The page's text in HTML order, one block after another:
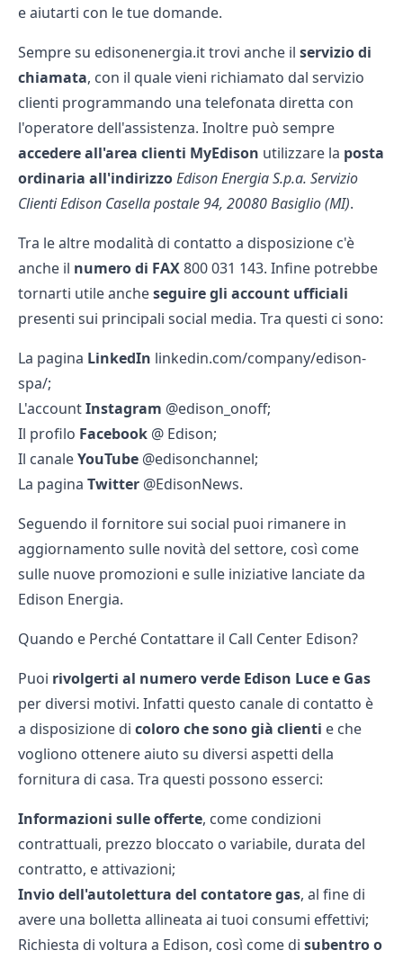
e aiutarti con le tue domande.
Sempre su edisonenergia.it trovi anche il servizio di
chiamata, con il quale vieni richiamato dal servizio
clienti programmando una telefonata diretta con
l'operatore dell'assistenza. Inoltre può sempre
accedere all'area clienti MyEdison utilizzare la posta
ordinaria all'indirizzoEdison Energia S.p.a. Servizio
Clienti Edison Casella postale 94, 20080 Basiglio (MI).
Tra le altre modalità di contatto a disposizione c'è
anche il numero di FAX800 031 143. Infine potrebbe
tornarti utile ancheseguire gli account ufficiali
presenti sui principali social media. Tra questi ci sono:
La pagina LinkedIn linkedin.com/company/edison-
spa/;
L'accountInstagram @edison_onoff;
Il profilo Facebook @ Edison;
Il canaleYouTube @edisonchannel;
La pagina Twitter @EdisonNews.
Seguendo il fornitore sui social puoi rimanere in
aggiornamento sulle novità del settore, così come
sulle nuove promozioni e sulle iniziative lanciate da
Edison Energia.
Quando e Perché Contattare il Call Center Edison?
Puoi rivolgerti al numero verde Edison Luce e Gas
per diversi motivi. Infatti questo canale di contatto è
a disposizione di coloro che sono già clienti e che
vogliono ottenere aiuto su diversi aspetti della
fornitura di casa. Tra questi possono esserci:
Informazioni sulle offerte, come condizioni
contrattuali, prezzo bloccato o variabile, durata del
contratto, e attivazioni;
Invio dell'autolettura del contatore gas, al fine di
avere una bolletta allineata ai tuoi consumi effettivi;
Richiesta di voltura a Edison, così come di subentro o